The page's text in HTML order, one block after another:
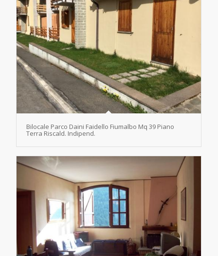
Bilocale Parco Daini Faidello Fiumalbo Mq 39 Piano
Terra Riscald. Indipend.